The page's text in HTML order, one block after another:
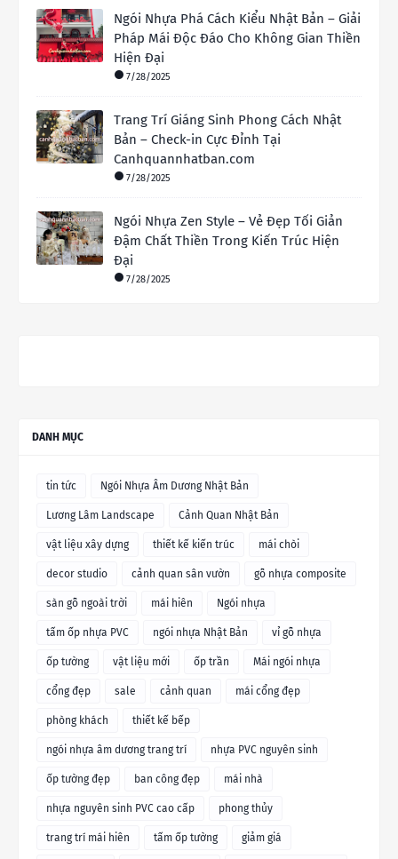
Ngói Nhựa Phá Cách Kiểu Nhật Bản – Giải
Pháp Mái Độc Đáo Cho Không Gian Thiền
Hiện Đại
7/28/2025
Trang Trí Giáng Sinh Phong Cách Nhật
Bản – Check-in Cực Đỉnh Tại
Canhquannhatban.com
7/28/2025
Ngói Nhựa Zen Style – Vẻ Đẹp Tối Giản
Đậm Chất Thiền Trong Kiến Trúc Hiện
Đại
7/28/2025
DANH MỤC
tin tức Ngói Nhựa Âm Dương Nhật Bản
Lương Lâm Landscape Cảnh Quan Nhật Bản
vật liệu xây dựng thiết kế kiến trúc mái chòi
decor studio cảnh quan sân vườn gỗ nhựa composite
sàn gỗ ngoài trời mái hiên Ngói nhựa
tấm ốp nhựa PVC ngói nhựa Nhật Bản vỉ gỗ nhựa
ốp tường vật liệu mới ốp trần Mái ngói nhựa
cổng đẹp sale cảnh quan mái cổng đẹp
phòng khách thiết kế bếp
ngói nhựa âm dương trang trí nhựa PVC nguyên sinh
ốp tường đẹp ban công đẹp mái nhà
nhựa nguyên sinh PVC cao cấp phong thủy
trang trí mái hiên tấm ốp tường giảm giá